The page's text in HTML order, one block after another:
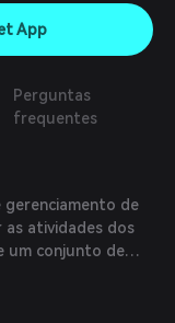
App
Perguntas
frequentes
de
atividades dos
um conjunto de
medidas
e análises DeFi,